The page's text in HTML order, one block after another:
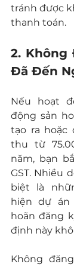
tránh được
thanh toán.
2. Không
Đã Đến
Nếu hoạt
động sản
tạo ra hoặc
thu từ
năm, bạn
GST. Nhiều
biệt là
hiện dự án
hoãn đăng
định này
Không